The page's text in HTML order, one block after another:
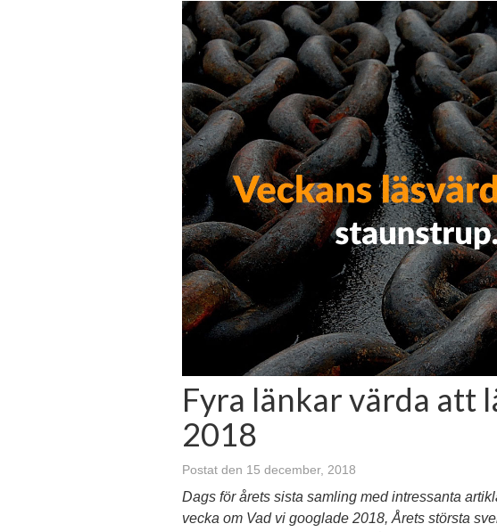
Fyra länkar värda att
2018
Postat den 15 december, 2018
Dags för årets sista samling med intressanta
vecka om Vad vi googlade 2018, Årets största